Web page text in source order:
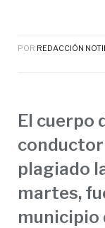
POR REDACCIÓN
El cuerpo
plagiado
martes,
municipio